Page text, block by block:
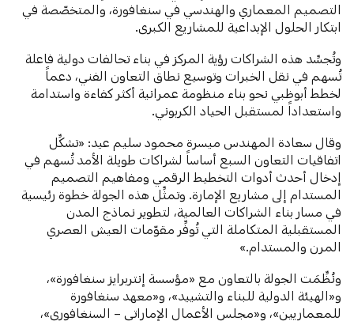
التصميم المعماري والهندسي في سنغافورة، والمتخصّصة في
ابتكار الحلول الإبداعية للمشاريع الكبرى.
وتُجسِّد هذه الشراكات رؤية المركز في بناء تحالفات دولية فاعلة
تُسهم في نقل الخبرات وتوسيع نطاق التعاون الفني، دعماً
لخطط أبوظبي نحو بناء منظومة عمرانية أكثر كفاءة واستدامة
واستعداداً لمستقبل الحياد الكربوني.
وقال سعادة المهندس ميسرة محمود سليم عيد: «تشكِّل
اتفاقيات التعاون السبع أساساً لشراكات طويلة الأمد تُسهم في
إدخال أحدث أدوات التخطيط الرقمي ومفاهيم التصميم
المستدام إلى مشاريع الإمارة. وتمثِّل هذه الجولة خطوة رئيسية
في مسار بناء الشراكات العالمية، لتطوير نماذج المدن
المستقبلية المتكاملة التي تُوفِّر مقوّمات العيش العصري
المرن والمستدام.»
ونُظِّمَت الجولة بالتعاون مع «مؤسسة إنتربرايز سنغافورة»،
و«الهيئة الدولية للبناء والتشييد»، و«معهد سنغافورة
للمعماريين»، و«مجلس الأعمال الإماراتي – السنغافوري»،